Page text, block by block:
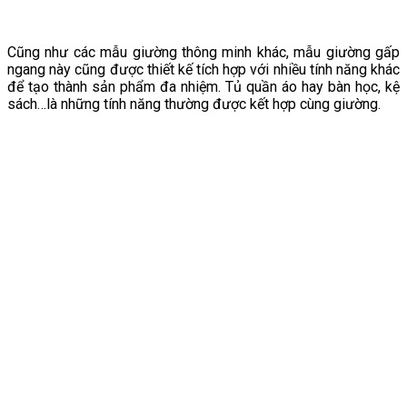
Cũng như các mẫu giường thông minh khác, mẫu giường gấp
ngang này cũng được thiết kế tích hợp với nhiều tính năng khác
để tạo thành sản phẩm đa nhiệm. Tủ quần áo hay bàn học, kệ
sách…là những tính năng thường được kết hợp cùng giường.